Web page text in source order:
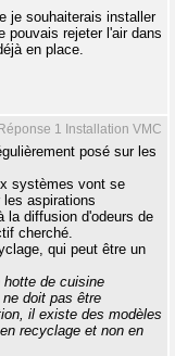
je souhaiterais installer
pouvais rejeter l'air dans
en place.
Réponse 1 Installation VMC
posé sur les
systèmes vont se
les aspirations
la diffusion d'odeurs de
cherché.
qui peut être un
hotte de cuisine
doit pas être
il existe des modèles
recyclage et non en